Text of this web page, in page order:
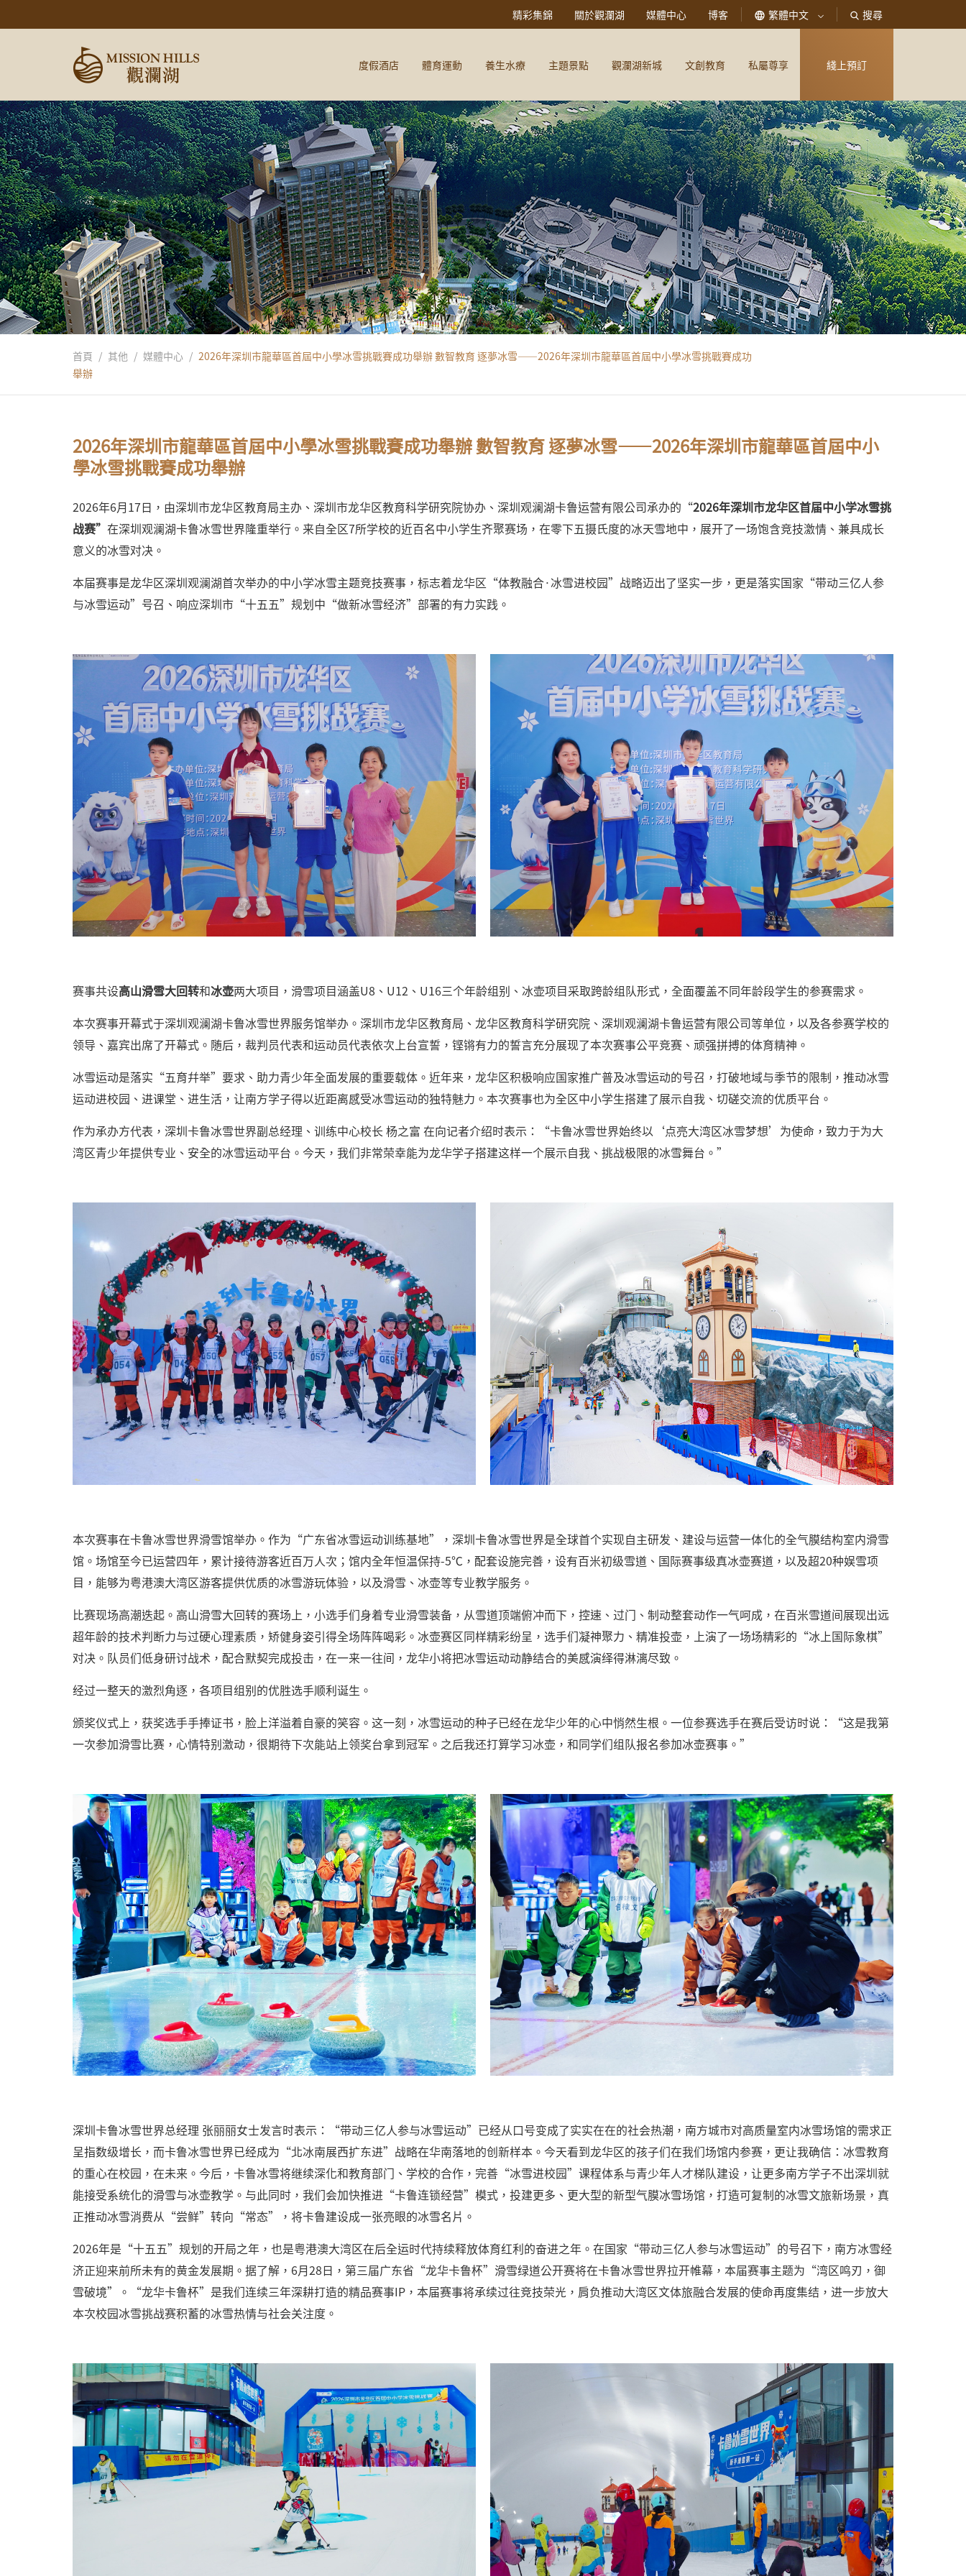
精彩集錦 關於觀瀾湖 媒體中心 博客 繁體中文 搜尋
度假酒店 體育運動 養生水療 主題景點 觀瀾湖新城 文創教育 私屬尊享 綫上預訂
首頁 / 其他 / 媒體中心 / 2026年深圳市龍華區首屆中小學冰雪挑戰賽成功舉辦 數智教育 逐夢冰雪——2026年深圳市龍華區首屆中小學冰雪挑戰賽成功
舉辦
2026年深圳市龍華區首屆中小學冰雪挑戰賽成功舉辦 數智教育 逐夢冰雪——2026年深圳市龍華區首屆中小
學冰雪挑戰賽成功舉辦
2026年6月17日，由深圳市龙华区教育局主办、深圳市龙华区教育科学研究院协办、深圳观澜湖卡鲁运营有限公司承办的“2026年深圳市龙华区首届中小学冰雪挑
战赛” 在深圳观澜湖卡鲁冰雪世界隆重举行。来自全区7所学校的近百名中小学生齐聚赛场，在零下五摄氏度的冰天雪地中，展开了一场饱含竞技激情、兼具成长
意义的冰雪对决。
本届赛事是龙华区深圳观澜湖首次举办的中小学冰雪主题竞技赛事，标志着龙华区“体教融合·冰雪进校园”战略迈出了坚实一步，更是落实国家“带动三亿人参
与冰雪运动”号召、响应深圳市“十五五”规划中“做新冰雪经济”部署的有力实践。
赛事共设高山滑雪大回转和冰壶两大项目，滑雪项目涵盖U8、U12、U16三个年龄组别、冰壶项目采取跨龄组队形式，全面覆盖不同年龄段学生的参赛需求。
本次赛事开幕式于深圳观澜湖卡鲁冰雪世界服务馆举办。深圳市龙华区教育局、龙华区教育科学研究院、深圳观澜湖卡鲁运营有限公司等单位，以及各参赛学校的
领导、嘉宾出席了开幕式。随后，裁判员代表和运动员代表依次上台宣誓，铿锵有力的誓言充分展现了本次赛事公平竞赛、顽强拼搏的体育精神。
冰雪运动是落实“五育幷举”要求、助力青少年全面发展的重要载体。近年来，龙华区积极响应国家推广普及冰雪运动的号召，打破地域与季节的限制，推动冰雪
运动进校园、进课堂、进生活，让南方学子得以近距离感受冰雪运动的独特魅力。本次赛事也为全区中小学生搭建了展示自我、切磋交流的优质平台。
作为承办方代表，深圳卡鲁冰雪世界副总经理、训练中心校长 杨之富 在向记者介绍时表示：“卡鲁冰雪世界始终以‘点亮大湾区冰雪梦想’为使命，致力于为大
湾区青少年提供专业、安全的冰雪运动平台。今天，我们非常荣幸能为龙华学子搭建这样一个展示自我、挑战极限的冰雪舞台。”
本次赛事在卡鲁冰雪世界滑雪馆举办。作为“广东省冰雪运动训练基地”，深圳卡鲁冰雪世界是全球首个实现自主研发、建设与运营一体化的全气膜结构室内滑雪
馆。场馆至今已运营四年，累计接待游客近百万人次；馆内全年恒温保持-5℃，配套设施完善，设有百米初级雪道、国际赛事级真冰壶赛道，以及超20种娱雪项
目，能够为粤港澳大湾区游客提供优质的冰雪游玩体验，以及滑雪、冰壶等专业教学服务。
比赛现场高潮迭起。高山滑雪大回转的赛场上，小选手们身着专业滑雪装备，从雪道顶端俯冲而下，控速、过门、制动整套动作一气呵成，在百米雪道间展现出远
超年龄的技术判断力与过硬心理素质，矫健身姿引得全场阵阵喝彩。冰壶赛区同样精彩纷呈，选手们凝神聚力、精准投壶，上演了一场场精彩的“冰上国际象棋”
对决。队员们低身研讨战术，配合默契完成投击，在一来一往间，龙华小将把冰雪运动动静结合的美感演绎得淋漓尽致。
经过一整天的激烈角逐，各项目组别的优胜选手顺利诞生。
颁奖仪式上，获奖选手手捧证书，脸上洋溢着自豪的笑容。这一刻，冰雪运动的种子已经在龙华少年的心中悄然生根。一位参赛选手在赛后受访时说：“这是我第
一次参加滑雪比赛，心情特别激动，很期待下次能站上领奖台拿到冠军。之后我还打算学习冰壶，和同学们组队报名参加冰壶赛事。”
深圳卡鲁冰雪世界总经理 张丽丽女士发言时表示：“带动三亿人参与冰雪运动”已经从口号变成了实实在在的社会热潮，南方城市对高质量室内冰雪场馆的需求正
呈指数级增长，而卡鲁冰雪世界已经成为“北冰南展西扩东进”战略在华南落地的创新样本。今天看到龙华区的孩子们在我们场馆内参赛，更让我确信：冰雪教育
的重心在校园，在未来。今后，卡鲁冰雪将继续深化和教育部门、学校的合作，完善“冰雪进校园”课程体系与青少年人才梯队建设，让更多南方学子不出深圳就
能接受系统化的滑雪与冰壶教学。与此同时，我们会加快推进“卡鲁连锁经营”模式，投建更多、更大型的新型气膜冰雪场馆，打造可复制的冰雪文旅新场景，真
正推动冰雪消费从“尝鲜”转向“常态”，将卡鲁建设成一张亮眼的冰雪名片。
2026年是“十五五”规划的开局之年，也是粤港澳大湾区在后全运时代持续释放体育红利的奋进之年。在国家“带动三亿人参与冰雪运动”的号召下，南方冰雪经
济正迎来前所未有的黄金发展期。据了解，6月28日，第三届广东省“龙华卡鲁杯”滑雪绿道公开赛将在卡鲁冰雪世界拉开帷幕，本届赛事主题为“湾区鸣刃，御
雪破境”。“龙华卡鲁杯”是我们连续三年深耕打造的精品赛事IP，本届赛事将承续过往竞技荣光，肩负推动大湾区文体旅融合发展的使命再度集结，进一步放大
本次校园冰雪挑战赛积蓄的冰雪热情与社会关注度。